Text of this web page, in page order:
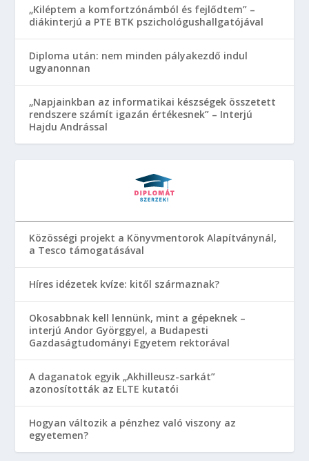
„Kiléptem a komfortzónámból és fejlődtem” –
diákinterjú a PTE BTK pszichológushallgatójával
Diploma után: nem minden pályakezdő indul
ugyanonnan
„Napjainkban az informatikai készségek összetett
rendszere számít igazán értékesnek” – Interjú
Hajdu Andrással
Közösségi projekt a Könyvmentorok Alapítványnál,
a Tesco támogatásával
Híres idézetek kvíze: kitől származnak?
Okosabbnak kell lennünk, mint a gépeknek –
interjú Andor Györggyel, a Budapesti
Gazdaságtudományi Egyetem rektorával
A daganatok egyik „Akhilleusz-sarkát”
azonosították az ELTE kutatói
Hogyan változik a pénzhez való viszony az
egyetemen?